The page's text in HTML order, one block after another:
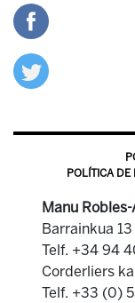
POLÍTICA DE
Manu
Barrainkua
Telf. +34 94
Corderliers
Telf. +33 (0)